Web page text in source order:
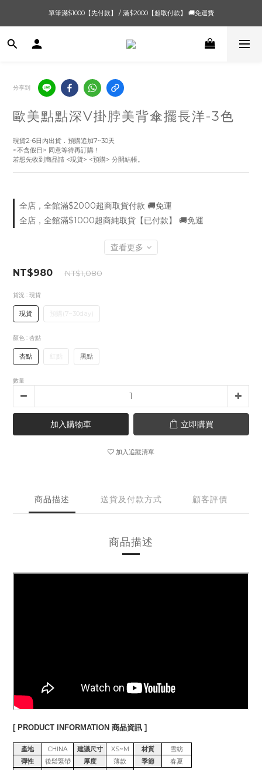
單筆滿$1000【先付款】 / 滿$2000【超取付款】 🚚免運費
單筆滿$1000【先付款】 / 滿$2000【超取付款】 🚚免運費
8/4 夏季最後新品💙20:00 IG直播價 【8/10收單】
分享到
歐美點點深V掛脖美背傘擺長洋-3色
現貨2-6日內出貨．預購追加7~30天
<不含假日> 同意等待再訂購！
若想先收到商品請 <現貨> <預購> 分開結帳。
全店，全館滿$2000超商取貨付款 🚚免運
全店，全館滿$1000超商純取貨【已付款】 🚚免運
查看更多
NT$980 NT$1,080
貨況 : 現貨
現貨 預購(7~30day)
顏色 : 杏點
杏點 紅點 黑點
數量
加入購物車 立即購買
加入追蹤清單
商品描述 送貨及付款方式 顧客評價
商品描述
[ PRODUCT INFORMATION 商品資訊 ]
產地 CHINA 建議尺寸 XS~M 材質
雪紡
彈性
後鬆緊帶 厚度 薄款 季節
春夏